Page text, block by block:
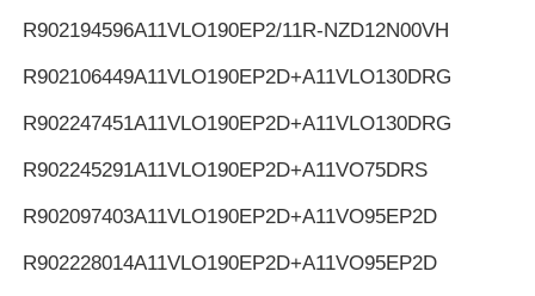
R902194596A11VLO190EP2/11R-NZD12N00VH
R902106449A11VLO190EP2D+A11VLO130DRG
R902247451A11VLO190EP2D+A11VLO130DRG
R902245291A11VLO190EP2D+A11VO75DRS
R902097403A11VLO190EP2D+A11VO95EP2D
R902228014A11VLO190EP2D+A11VO95EP2D